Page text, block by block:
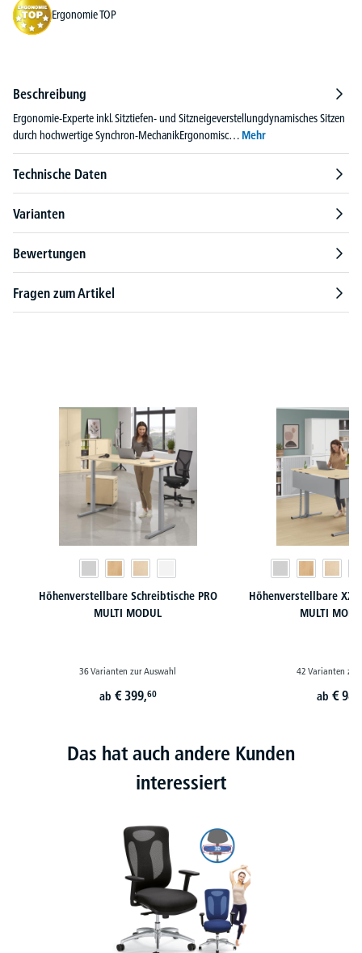
Ergonomie TOP
Beschreibung
Ergonomie-Experte inkl. Sitztiefen- und Sitzneigeverstellungdynamisches Sitzen
durch hochwertige Synchron-MechanikErgonomisc… Mehr
Technische Daten
Varianten
Bewertungen
Fragen zum Artikel
Höhenverstellbare Schreibtische PRO
MULTI MODUL
36 Varianten zur Auswahl
ab € 399,60
Höhenverstellbare
MULTI
42 Varianten zur
ab €
Das hat auch andere Kunden
interessiert